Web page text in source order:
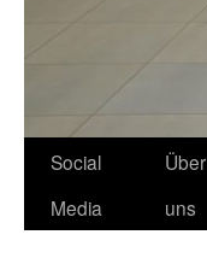
Social
Media
Über
uns